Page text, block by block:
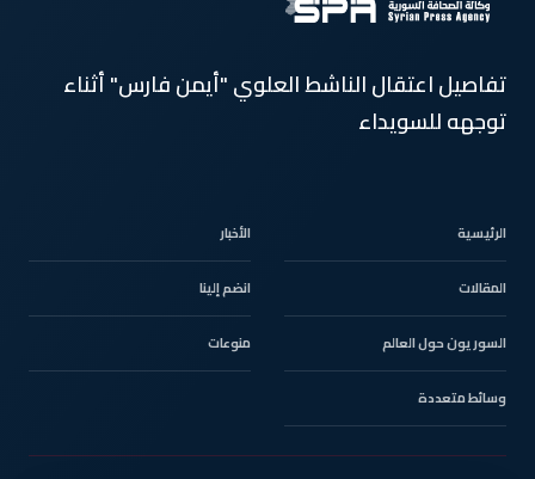
تفاصيل اعتقال الناشط العلوي "أيمن فارس" أثناء
توجهه للسويداء
الرئيسية الأخبار
المقالات انضم إلينا
السوريون حول العالم منوعات
وسائط متعددة